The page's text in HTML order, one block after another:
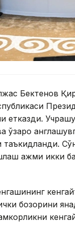
Бектенов
етказди.
ўзаро
таъкидланди.
ҳажми икки
бозорини